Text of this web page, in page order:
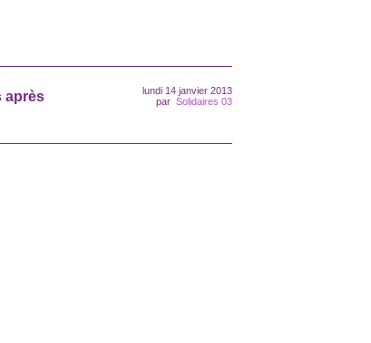
lundi 14 janvier 2013
par Solidaires 03
après